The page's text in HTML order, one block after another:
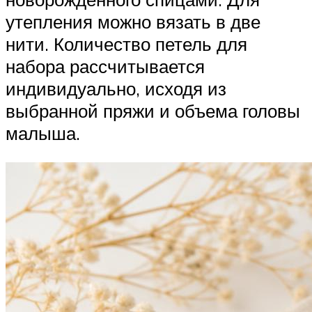
утепления можно вязать в две
нити. Количество петель для
набора рассчитывается
индивидуально, исходя из
выбранной пряжи и объема головы
малыша.